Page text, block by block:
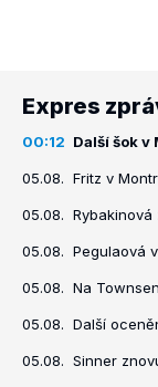
Expres
00:12 Další šok v
05.08. Fritz v
05.08. Rybakinová
05.08. Pegulaová
05.08. Na
05.08. Další
05.08. Sinner